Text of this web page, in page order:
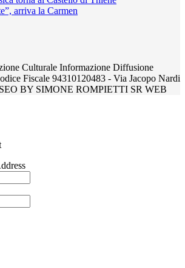
arriva la Carmen
Culturale Informazione Diffusione
Fiscale 94310120483 - Via Jacopo Nardi
BY SIMONE ROMPIETTI SR WEB